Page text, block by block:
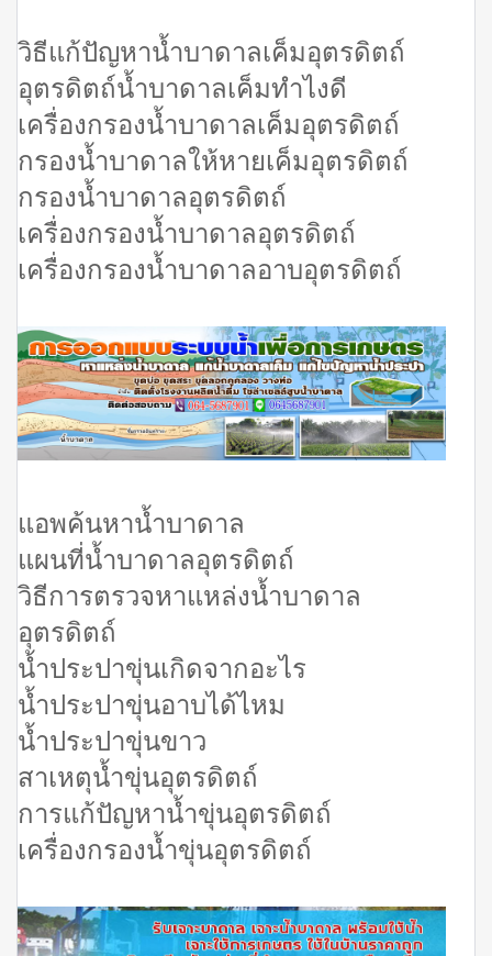
วิธีแก้ปัญหาน้ำบาดาลเค็มอุตรดิตถ์
อุตรดิตถ์น้ำบาดาลเค็มทำไงดี
เครื่องกรองน้ำบาดาลเค็มอุตรดิตถ์
กรองน้ำบาดาลให้หายเค็มอุตรดิตถ์
กรองน้ำบาดาลอุตรดิตถ์
เครื่องกรองน้ำบาดาลอุตรดิตถ์
เครื่องกรองน้ำบาดาลอาบอุตรดิตถ์
แอพค้นหาน้ำบาดาล
แผนที่น้ำบาดาลอุตรดิตถ์
วิธีการตรวจหาแหล่งน้ำบาดาล
อุตรดิตถ์
น้ำประปาขุ่นเกิดจากอะไร
น้ำประปาขุ่นอาบได้ไหม
น้ำประปาขุ่นขาว
สาเหตุน้ำขุ่นอุตรดิตถ์
การแก้ปัญหาน้ำขุ่นอุตรดิตถ์
เครื่องกรองน้ำขุ่นอุตรดิตถ์